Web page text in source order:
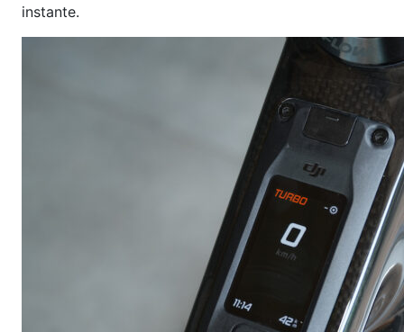
instante.